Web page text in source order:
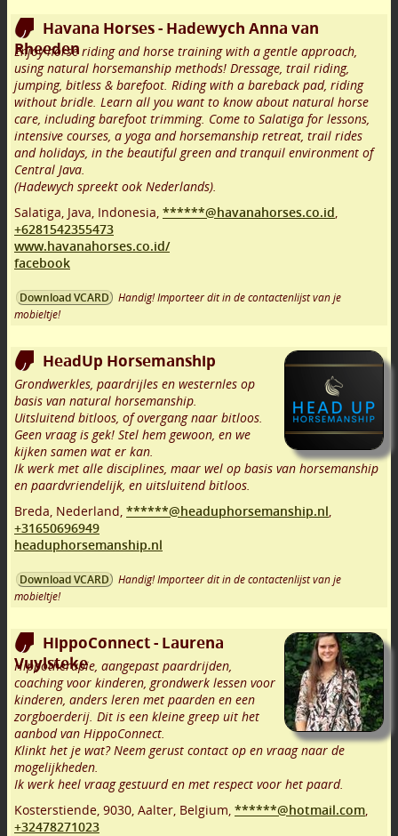
Havana Horses - Hadewych Anna van
Rheeden
Enjoy horse riding and horse training with a gentle approach,
using natural horsemanship methods! Dressage, trail riding,
jumping, bitless & barefoot. Riding with a bareback pad, riding
without bridle. Learn all you want to know about natural horse
care, including barefoot trimming. Come to Salatiga for lessons,
intensive courses, a yoga and horsemanship retreat, trail rides
and holidays, in the beautiful green and tranquil environment of
Central Java.
(Hadewych spreekt ook Nederlands).
Salatiga, Java, Indonesia, ******@havanahorses.co.id,
+6281542355473
www.havanahorses.co.id/
facebook
Download VCARD
Handig! Importeer dit in de contactenlijst van je
mobieltje!
HeadUp Horsemanship
Grondwerkles, paardrijles en westernles op
basis van natural horsemanship.
Uitsluitend bitloos, of overgang naar bitloos.
Geen vraag is gek! Stel hem gewoon, en we
kijken samen wat er kan.
Ik werk met alle disciplines, maar wel op basis van horsemanship
en paardvriendelijk, en uitsluitend bitloos.
Breda, Nederland, ******@headuphorsemanship.nl,
+31650696949
headuphorsemanship.nl
Download VCARD
Handig! Importeer dit in de contactenlijst van je
mobieltje!
HippoConnect - Laurena
Vuylsteke
Hippotherapie, aangepast paardrijden,
coaching voor kinderen, grondwerk lessen voor
kinderen, anders leren met paarden en een
zorgboerderij. Dit is een kleine greep uit het
aanbod van HippoConnect.
Klinkt het je wat? Neem gerust contact op en vraag naar de
mogelijkheden.
Ik werk heel vraag gestuurd en met respect voor het paard.
Kosterstiende, 9030, Aalter, Belgium, ******@hotmail.com,
+32478271023